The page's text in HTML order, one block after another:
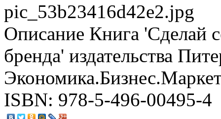
pic_53b23416d42e2.jpg
Описание Книга 'Сделай
бренда' издательства
ISBN: 978-5-496-00495-4